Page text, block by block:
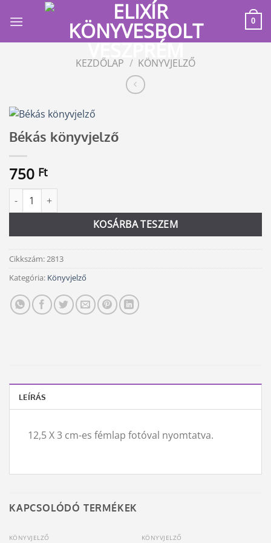
0
KEZDŐLAP / KÖNYVJELZŐ
Békás könyvjelző
750 Ft
Békás könyvjelző mennyiség
KOSÁRBA TESZEM
Alternative:
Cikkszám:2813
Kategória: Könyvjelző
LEÍRÁS
12,5 X 3 cm-es fémlap fotóval nyomtatva.
KAPCSOLÓDÓ TERMÉKEK
KÖNYVJELZŐ KÖNYVJELZŐ